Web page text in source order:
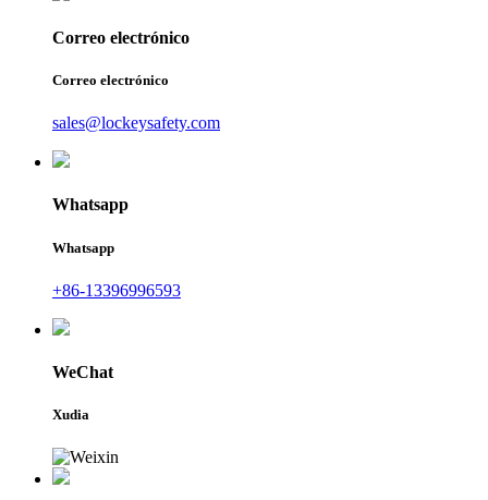
Correo electrónico
Correo electrónico
sales@lockeysafety.com
Whatsapp
Whatsapp
+86-13396996593
WeChat
Xudia